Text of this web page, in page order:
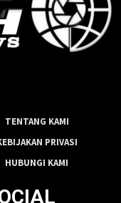
TENTANG KAMI
PRIVASI
HUBUNGI KAMI